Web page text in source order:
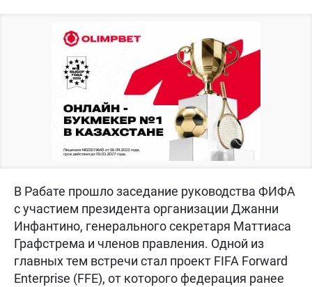
В Рабате прошло заседание руководства ФИФА
с участием президента организации Джанни
Инфантино, генерального секретаря Маттиаса
Графстрема и членов правления. Одной из
главных тем встречи стал проект FIFA Forward
Enterprise (FFE), от которого федерация ранее